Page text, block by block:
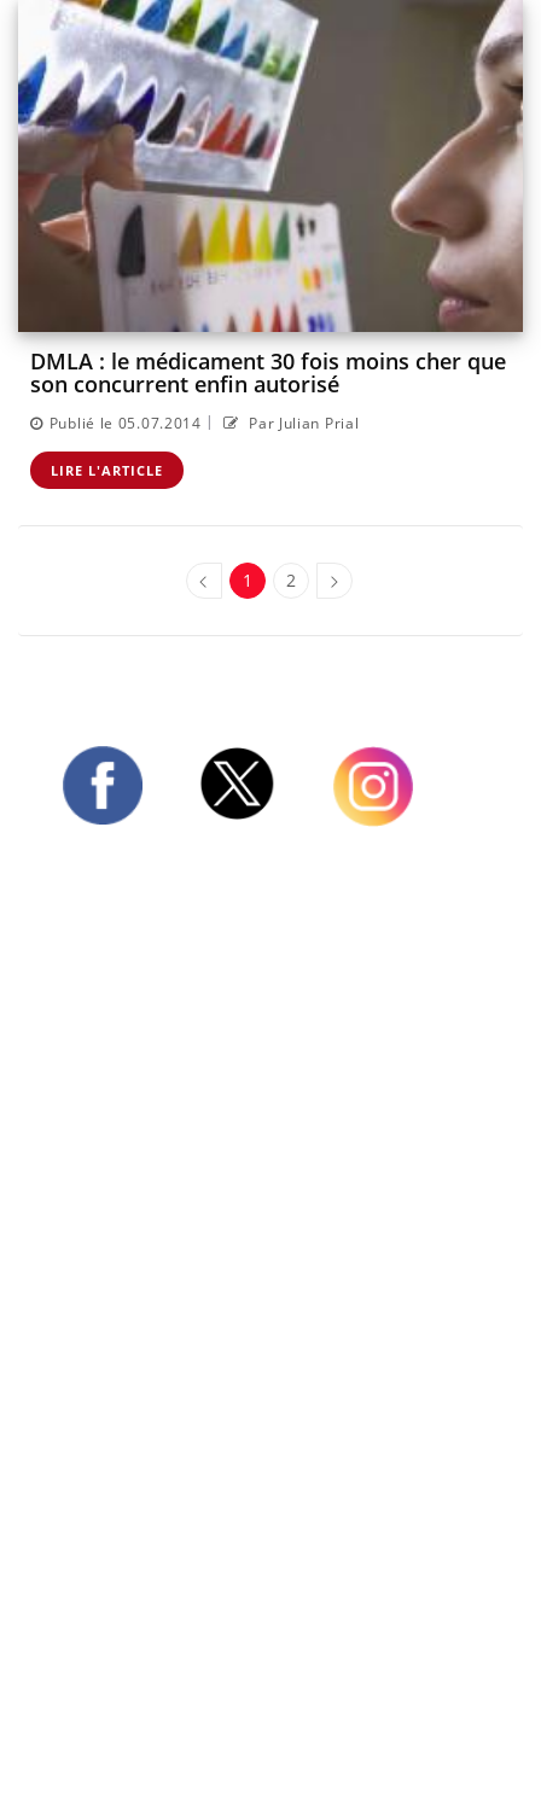
DMLA : le médicament 30 fois moins cher que
son concurrent enfin autorisé
Publié le 05.07.2014 | Par Julian Prial
LIRE L'ARTICLE
1 2